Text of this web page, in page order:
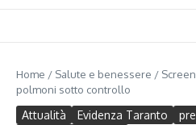
Home / Salute e benessere /
polmoni sotto controllo
Attualità Evidenza Taranto